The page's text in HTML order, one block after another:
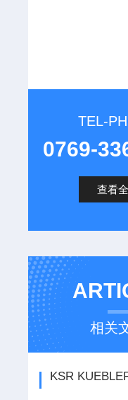
TEL-
0769-
查看
相关